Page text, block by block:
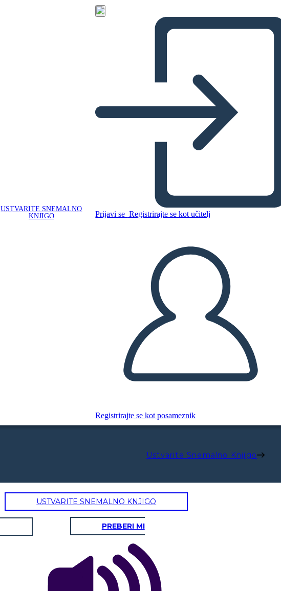
USTVARITE SNEMALNO
KNJIGO
Prijavi se Registrirajte se kot učitelj
Registrirajte se kot posameznik
Ustvarite Snemalno Knjigo
USTVARITE SNEMALNO KNJIGO
PREBERI MI